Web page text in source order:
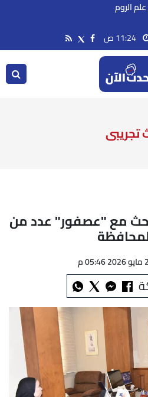
تنمية شاملة ومشروعات
تجريبى
مع "عصفور" عدد من